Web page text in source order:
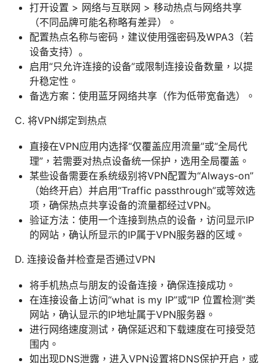
打开设置 > 网络与互联网 > 移动热点与网络共享
（不同品牌可能名称略有差异）。
配置热点名称与密码，建议使用强密码及WPA3（若
设备支持）。
启用“只允许连接的设备”或限制连接设备数量，以提
升稳定性。
备选方案：使用蓝牙网络共享（作为低带宽备选）。
C. 将VPN绑定到热点
直接在VPN应用内选择“仅覆盖应用流量”或“全局代
理”，若需要对热点设备统一保护，选用全局覆盖。
某些设备需要在系统级别将VPN配置为“Always-on”
（始终开启）并启用“Traffic passthrough”或等效选
项，确保热点共享设备的流量都经过VPN。
验证方法：使用一个连接到热点的设备，访问显示IP
的网站，确认所显示的IP属于VPN服务器的区域。
D. 连接设备并检查是否通过VPN
将手机热点与朋友的设备连接，确保连接成功。
在连接设备上访问“what is my IP”或“IP 位置检测”类
网站，确认显示的IP地址属于VPN服务器。
进行网络速度测试，确保延迟和下载速度在可接受范
围内。
如出现DNS泄露，进入VPN设置将DNS保护开启，或